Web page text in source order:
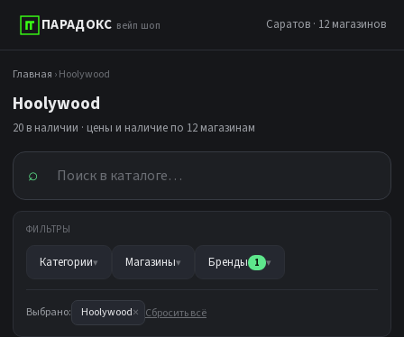
ПАРАДОКС вейп шоп Саратов · 12 магазинов
Главная › Hoolywood
Hoolywood
20 в наличии · цены и наличие по 12 магазинам
⌕
ФИЛЬТРЫ
Категории▾ Магазины▾ Бренды 1 ▾
Выбрано: Hoolywood× Сбросить всё